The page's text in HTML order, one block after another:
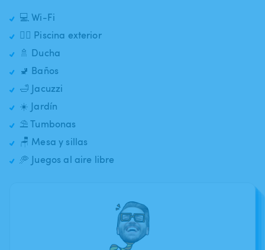
💻 Wi-Fi
🏊‍♂️ Piscina exterior
🚿 Ducha
🚽 Baños
🛁 Jacuzzi
☀️ Jardín
⛱️ Tumbonas
🪑 Mesa y sillas
🥏 Juegos al aire libre